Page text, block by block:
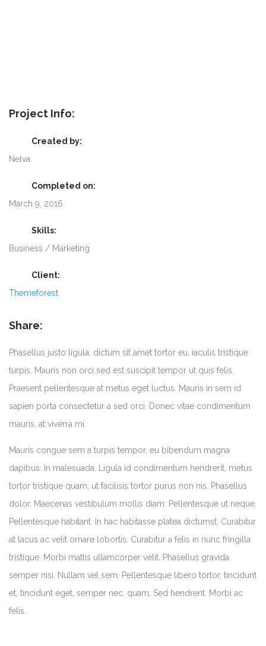
Project Info:
Created by:
Nelva
Completed on:
March 9, 2016
Skills:
Business / Marketing
Client:
Themeforest
Share:
Phasellus justo ligula, dictum sit amet tortor eu, iaculis tristique
turpis. Mauris non orci sed est suscipit tempor ut quis felis.
Praesent pellentesque at metus eget luctus. Mauris in sem id
sapien porta consectetur a sed orci. Donec vitae condimentum
mauris, at viverra mi.
Mauris congue sem a turpis tempor, eu bibendum magna
dapibus. In malesuada. Ligula id condimentum hendrerit, metus
tortor tristique quam, ut facilisis tortor purus non nis. Phasellus
dolor. Maecenas vestibulum mollis diam. Pellentesque ut neque.
Pellentesque habitant. In hac habitasse platea dictumst. Curabitur
at lacus ac velit ornare lobortis. Curabitur a felis in nunc fringilla
tristique. Morbi mattis ullamcorper velit. Phasellus gravida
semper nisi. Nullam vel sem. Pellentesque libero tortor, tincidunt
et, tincidunt eget, semper nec, quam. Sed hendrerit. Morbi ac
felis.